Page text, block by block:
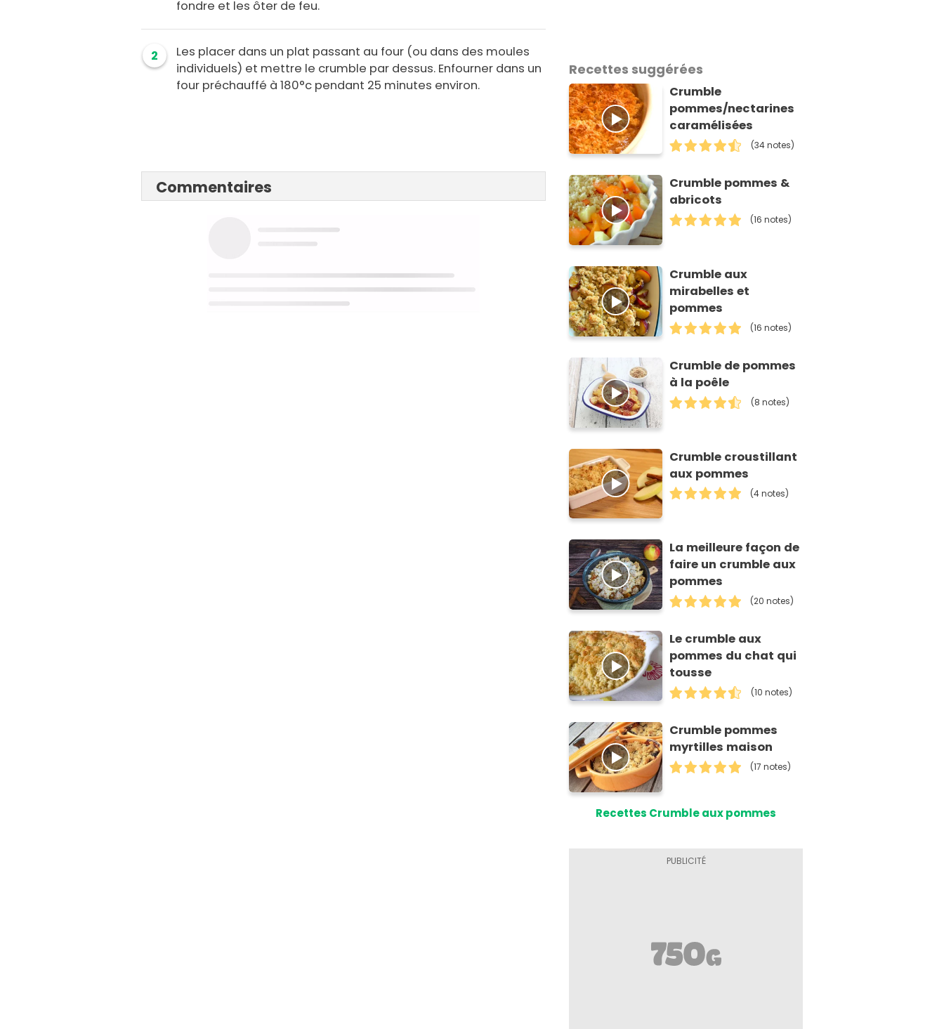
fondre et les ôter de feu.
2
Les placer dans un plat passant au four (ou dans des moules
individuels) et mettre le crumble par dessus. Enfourner dans un
four préchauffé à 180°c pendant 25 minutes environ.
Commentaires
Recettes suggérées
Crumble
pommes/nectarines
caramélisées
(34 notes)
Crumble pommes &
abricots
(16 notes)
Crumble aux
mirabelles et
pommes
(16 notes)
Crumble de pommes
à la poêle
(8 notes)
Crumble croustillant
aux pommes
(4 notes)
La meilleure façon de
faire un crumble aux
pommes
(20 notes)
Le crumble aux
pommes du chat qui
tousse
(10 notes)
Crumble pommes
myrtilles maison
(17 notes)
Recettes Crumble aux pommes